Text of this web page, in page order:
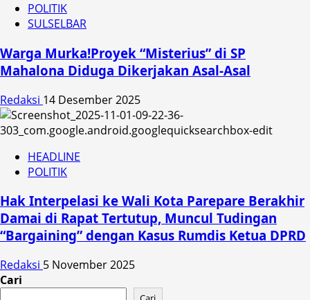
POLITIK
SULSELBAR
Warga Murka!Proyek “Misterius” di SP
Mahalona Diduga Dikerjakan Asal-Asal
Redaksi 14 Desember 2025
HEADLINE
POLITIK
Hak Interpelasi ke Wali Kota Parepare Berakhir
Damai di Rapat Tertutup, Muncul Tudingan
“Bargaining” dengan Kasus Rumdis Ketua DPRD
Redaksi 5 November 2025
Cari